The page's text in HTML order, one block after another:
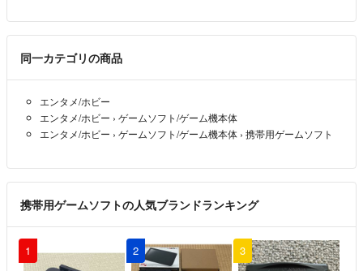
同一カテゴリの商品
エンタメ/ホビー
エンタメ/ホビー › ゲームソフト/ゲーム機本体
エンタメ/ホビー › ゲームソフト/ゲーム機本体 › 携帯用ゲームソフト
携帯用ゲームソフトの人気ブランドランキング
1 2 3